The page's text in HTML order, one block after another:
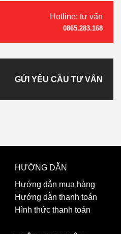
Hotline: tư vấn
0865.283.168
GỬI YÊU CẦU TƯ VẤN
HƯỚNG DẪN
Hướng dẫn mua hàng
Hướng dẫn thanh toán
Hình thức thanh toán